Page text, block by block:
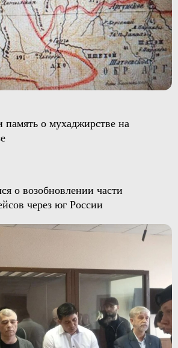
о мухаджирстве на
о возобновлении части
через юг России